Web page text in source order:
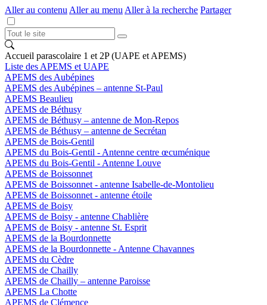
Aller au contenu Aller au menu Aller à la recherche Partager
Accueil parascolaire 1 et 2P (UAPE et APEMS)
Liste des APEMS et UAPE
APEMS des Aubépines
APEMS des Aubépines – antenne St-Paul
APEMS Beaulieu
APEMS de Béthusy
APEMS de Béthusy – antenne de Mon-Repos
APEMS de Béthusy – antenne de Secrétan
APEMS de Bois-Gentil
APEMS du Bois-Gentil - Antenne centre œcuménique
APEMS du Bois-Gentil - Antenne Louve
APEMS de Boissonnet
APEMS de Boissonnet - antenne Isabelle-de-Montolieu
APEMS de Boissonnet - antenne étoile
APEMS de Boisy
APEMS de Boisy - antenne Chablière
APEMS de Boisy - antenne St. Esprit
APEMS de la Bourdonnette
APEMS de la Bourdonnette - Antenne Chavannes
APEMS du Cèdre
APEMS de Chailly
APEMS de Chailly – antenne Paroisse
APEMS La Chotte
APEMS de Clémence